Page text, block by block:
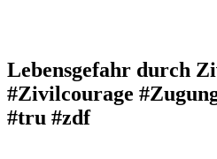
Lebensgefahr durch
#Zivilcourage
#tru #zdf